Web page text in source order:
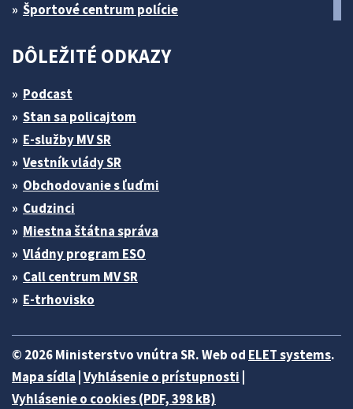
Športové centrum polície
DÔLEŽITÉ ODKAZY
Podcast
Stan sa policajtom
E-služby MV SR
Vestník vlády SR
Obchodovanie s ľuďmi
Cudzinci
Miestna štátna správa
Vládny program ESO
Call centrum MV SR
E-trhovisko
© 2026 Ministerstvo vnútra SR. Web od ELET systems.
Mapa sídla Vyhlásenie o prístupnosti
Vyhlásenie o cookies (PDF, 398 kB)